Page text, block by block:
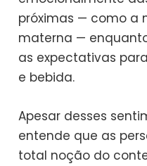
próximas — como a
materna —
as expectativas
e bebida.
Apesar desses
entende que as
total noção do